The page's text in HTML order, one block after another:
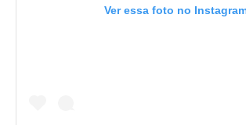
Ver essa foto no